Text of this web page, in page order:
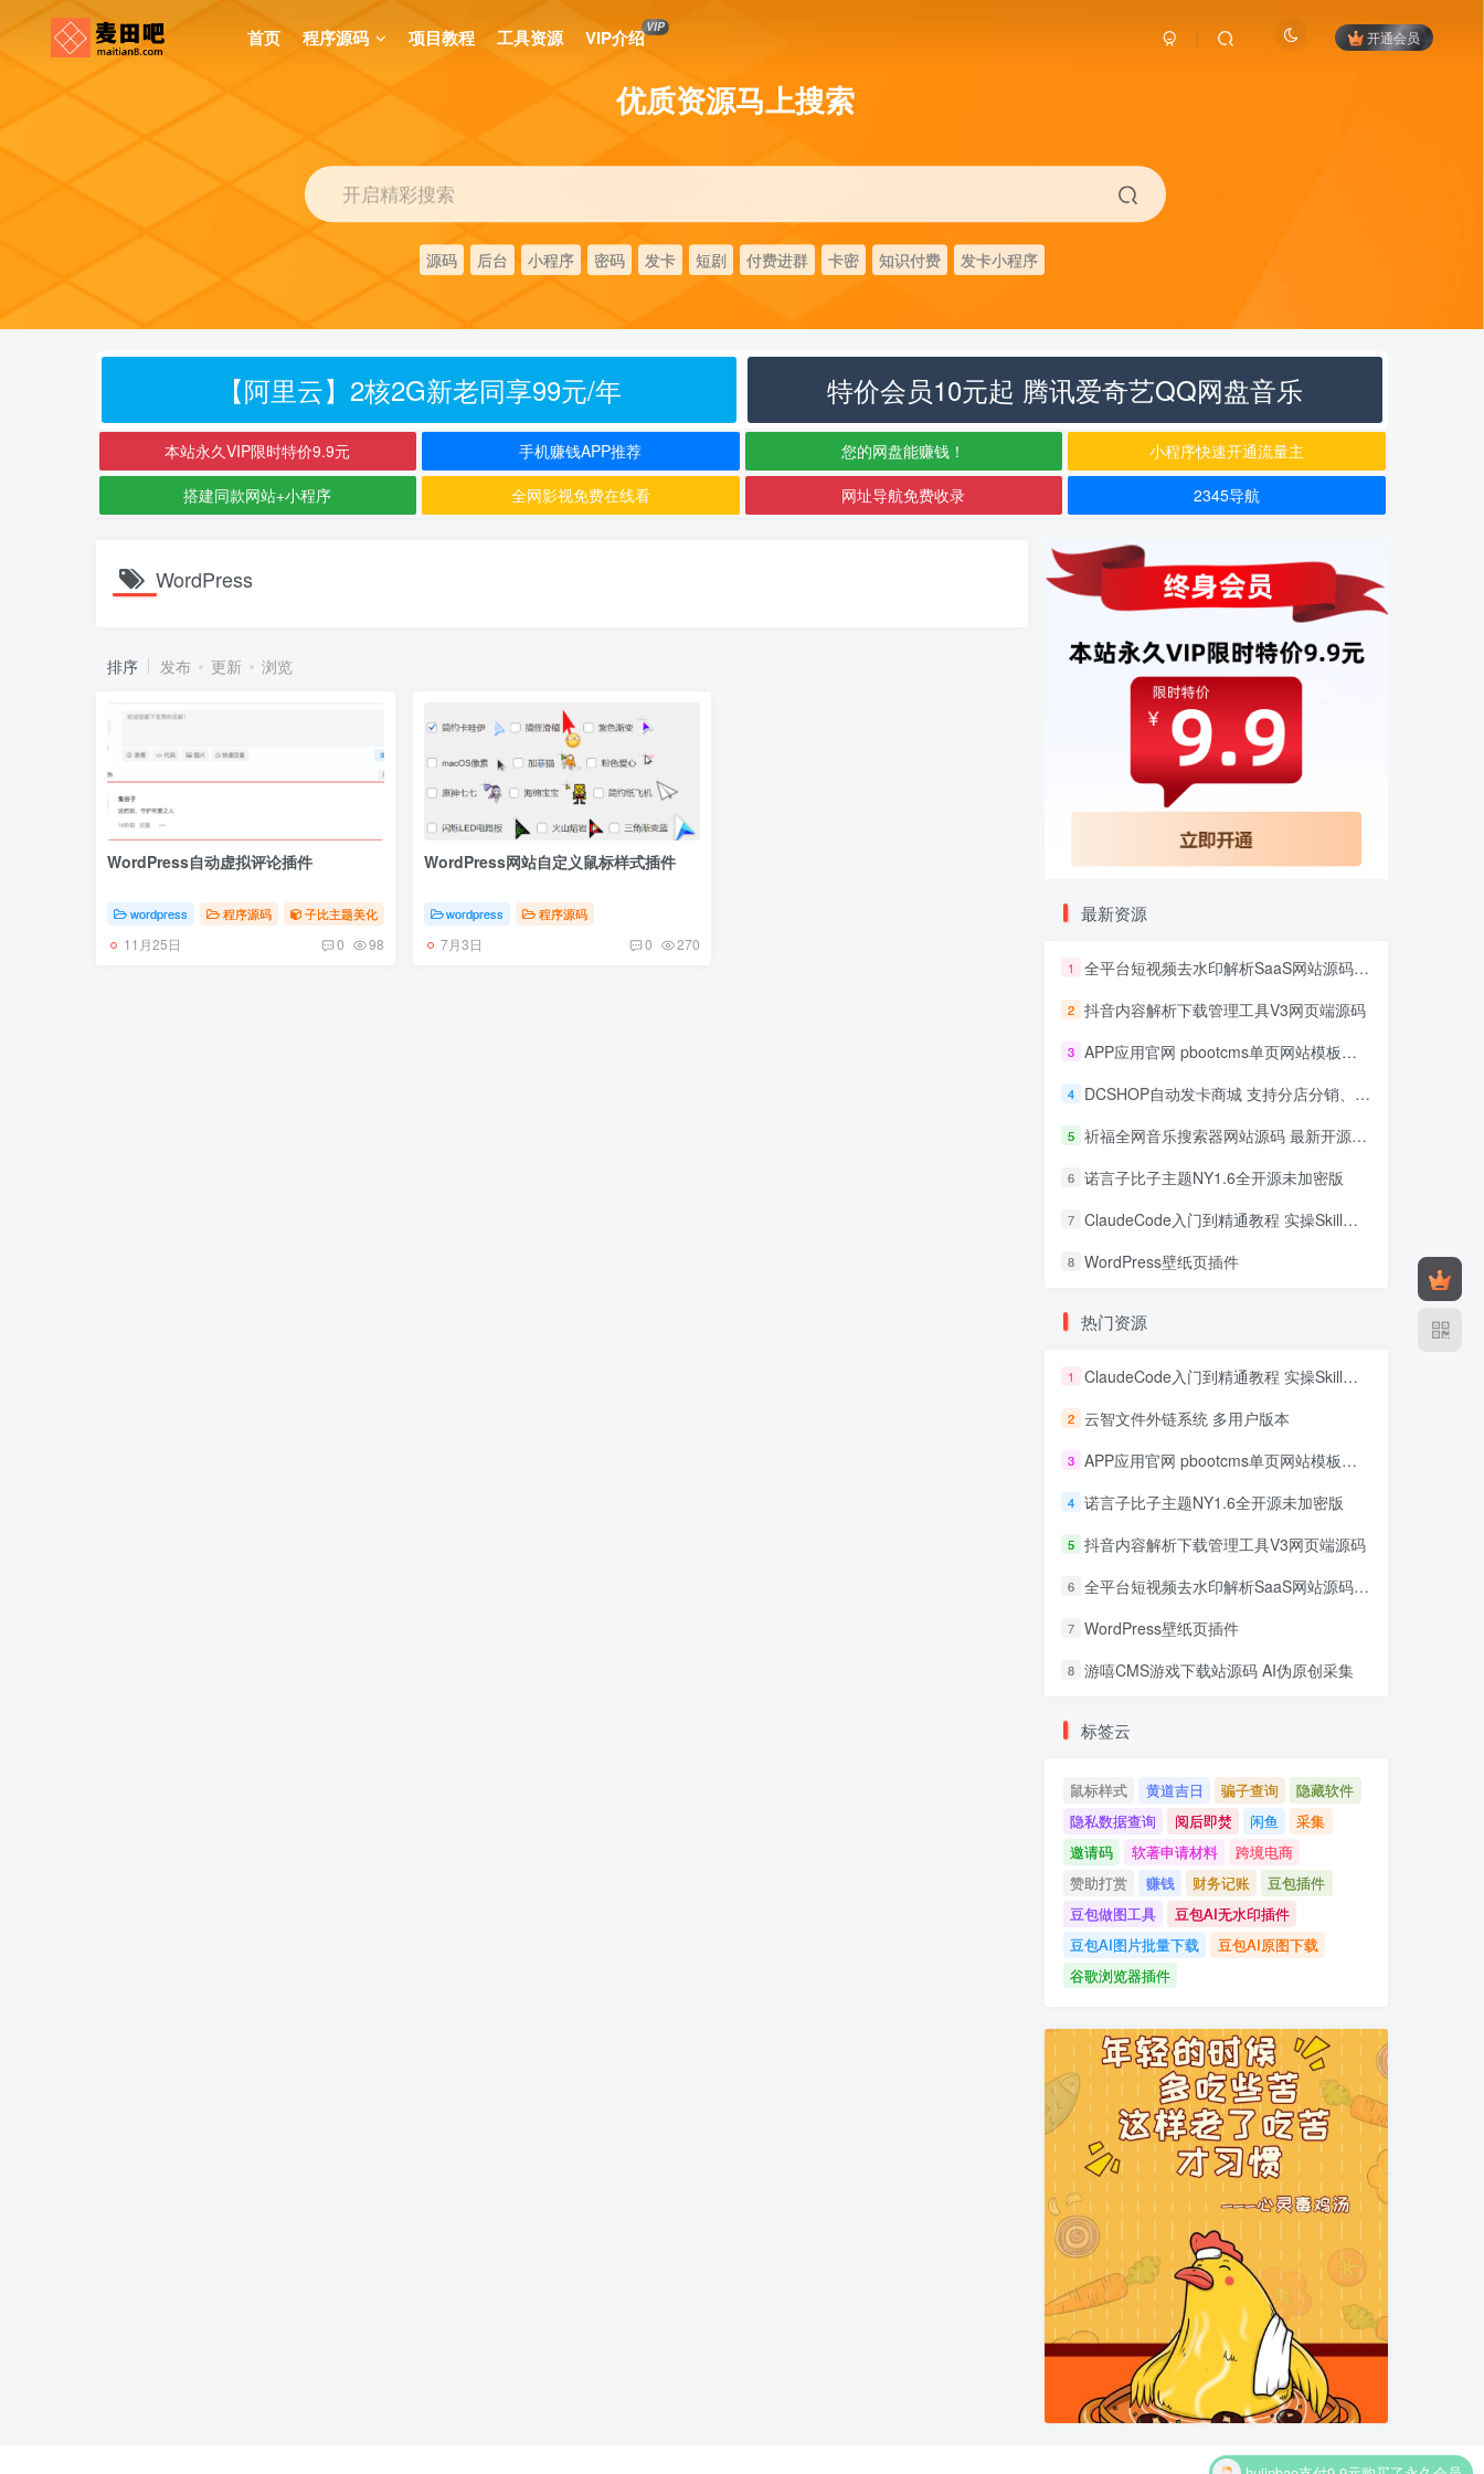
首页 程序源码 项目教程 工具资源 VIP介绍VIP
开通会员
优质资源马上搜索
开启精彩搜索
源码 后台 小程序 密码 发卡 短剧 付费进群 卡密 知识付费 发卡小程序
【阿里云】2核2G新老同享99元/年 特价会员10元起 腾讯爱奇艺QQ网盘音乐
本站永久VIP限时特价9.9元 手机赚钱APP推荐 您的网盘能赚钱！ 小程序快速开通流量主
搭建同款网站+小程序 全网影视免费在线看 网址导航免费收录 2345导航
WordPress
排序 发布 更新 浏览
WordPress自动虚拟评论插件
wordpress 程序源码 子比主题美化
11月25日 0 98
WordPress网站自定义鼠标样式插件
wordpress 程序源码
7月3日 0 270
最新资源
1 全平台短视频去水印解析SaaS网站源码 去水印api总站开源版本
2 抖音内容解析下载管理工具V3网页端源码
3 APP应用官网 pbootcms单页网站模板源码
4 DCSHOP自动发卡商城 支持分店分销、实物发货、自带博客
5 祈福全网音乐搜索器网站源码 最新开源修复版
6 诺言子比子主题NY1.6全开源未加密版
7 ClaudeCode入门到精通教程 实操Skill开发+企业级插件
8 WordPress壁纸页插件
热门资源
1 ClaudeCode入门到精通教程 实操Skill开发+企业级插件
2 云智文件外链系统 多用户版本
3 APP应用官网 pbootcms单页网站模板源码
4 诺言子比子主题NY1.6全开源未加密版
5 抖音内容解析下载管理工具V3网页端源码
6 全平台短视频去水印解析SaaS网站源码 去水印api总站开源版本
7 WordPress壁纸页插件
8 游嘻CMS游戏下载站源码 AI伪原创采集
标签云
鼠标样式 黄道吉日 骗子查询
隐藏软件
隐私数据查询
阅后即焚 闲鱼
采集
邀请码
软著申请材料
跨境电商
赞助打赏
赚钱 财务记账
豆包插件
豆包做图工具
豆包AI无水印插件
豆包AI图片批量下载
豆包AI原图下载
谷歌浏览器插件